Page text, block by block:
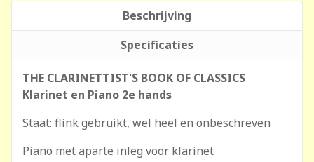
Beschrijving
Specificaties
THE CLARINETTIST'S BOOK OF CLASSICS
Klarinet en Piano 2e hands
Staat: flink gebruikt, wel heel en onbeschreven
Piano met aparte inleg voor klarinet